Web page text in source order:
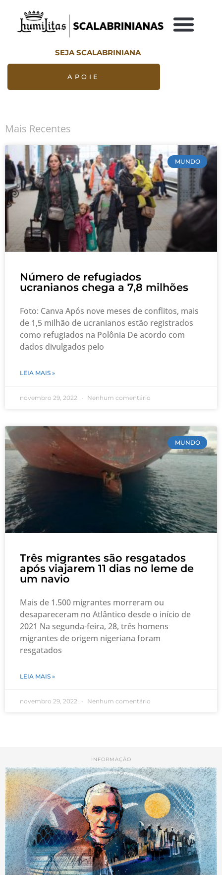
SEJA SCALABRINIANA
APOIE
Mais Recentes
MUNDO
Número de refugiados
ucranianos chega a 7,8 milhões
Foto: Canva Após nove meses de conflitos, mais
de 1,5 milhão de ucranianos estão registrados
como refugiados na Polônia De acordo com
dados divulgados pelo
LEIA MAIS »
novembro 29, 2022 Nenhum comentário
MUNDO
Três migrantes são resgatados
após viajarem 11 dias no leme de
um navio
Mais de 1.500 migrantes morreram ou
desapareceram no Atlântico desde o início de
2021 Na segunda-feira, 28, três homens
migrantes de origem nigeriana foram
resgatados
LEIA MAIS »
novembro 29, 2022 Nenhum comentário
INFORMAÇÃO